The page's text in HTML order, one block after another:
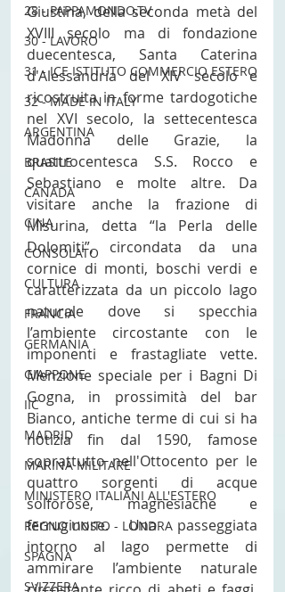
28 - PAPPAMONDO.TV
30 - LAVORO
31 - ICE ISTITUTO COMMERCIO ESTERO
32 - MADE IN ITALY
ARGENTINA
BRASILE
CANADA
CINA
CONSOLATO
CULTURA
FRANCIA
GERMANIA
GIAPPONE
IIC
MADRID
MARINA MILITARE
MINISTERO ITALIANI ALL'ESTERO
REGNO UNITO - LONDRA
SPAGNA
SVIZZERA
Giustina, della seconda metà del
XVIII secolo ma di fondazione
duecentesca, Santa Caterina
d'Alessandria del XIV secolo e
ricostruita in forme tardogotiche
nel XVI secolo, la settecentesca
Madonna delle Grazie, la
quattrocentesca S.S. Rocco e
Sebastiano e molte altre. Da
visitare anche la frazione di
Misurina, detta “la Perla delle
Dolomiti”, circondata da una
cornice di monti, boschi verdi e
caratterizzata da un piccolo lago
naturale dove si specchia
l’ambiente circostante con le
imponenti e frastagliate vette.
Menzione speciale per i Bagni Di
Gogna, in prossimità del bar
Bianco, antiche terme di cui si ha
notizia fin dal 1590, famose
soprattutto nell'Ottocento per le
quattro sorgenti di acque
solforose, magnesiache e
ferruginose. Una passeggiata
intorno al lago permette di
ammirare l’ambiente naturale